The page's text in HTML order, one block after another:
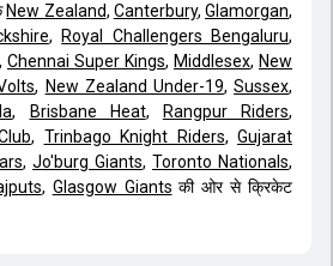
New Zealand, Canterbury, Glamorgan,
, Royal Challengers Bengaluru,
, Chennai Super Kings, Middlesex, New
, New Zealand Under-19,Sussex,
, Brisbane Heat, Rangpur Riders,
, Trinbago Knight Riders, Gujarat
, Jo'burg Giants, Toronto Nationals,
, Glasgow Giants की ओर से क्रिकेट